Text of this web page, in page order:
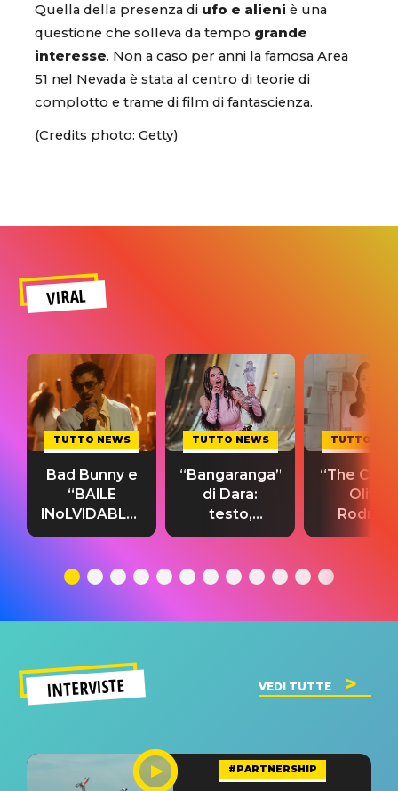
Quella della presenza di ufo e alieni è una
questione che solleva da tempo grande
interesse. Non a caso per anni la famosa Area
51 nel Nevada è stata al centro di teorie di
complotto e trame di film di fantascienza.
(Credits photo: Getty)
VIRAL
TUTTO NEWS
Bad Bunny e
“BAILE
INoLVIDABLE”:
testo,
significato
TUTTO NEWS
“Bangaranga”
di Dara:
testo,
traduzione e
del singolo
TUTTO
“The
Olivia
testo,
INTERVISTE VEDI TUTTE
#PARTNERSHIP